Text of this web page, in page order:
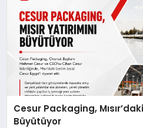
Cesur Packaging,
Büyütüyor